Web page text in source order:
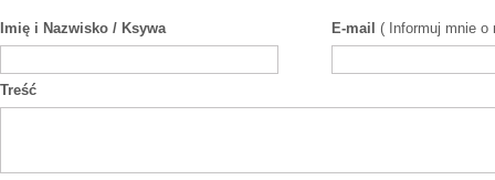
Imię i Nazwisko / Ksywa E-mail ( Informuj mnie o
Treść